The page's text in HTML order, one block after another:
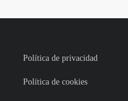
Política de privacidad
Política de cookies